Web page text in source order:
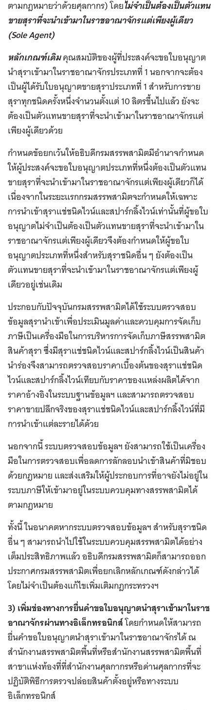
ตามกฎหมายว่าด้วยศุลกากร) โดยไม่จำเป็นต้องเป็นตัวแทน
ขายสุราที่จะนำเข้ามาในราชอาณาจักรแต่เพียงผู้เดียว
(Sole Agent)
หลักเกณฑ์เดิมคุณสมบัติของผู้ที่ประสงค์จะขอใบอนุญาต
นำสุราเข้ามาในราชอาณาจักรประเภทที่ 1 นอกจากจะต้อง
เป็นผู้ได้รับใบอนุญาตขายสุราประเภทที่ 1 สำหรับการขาย
สุราทุกชนิดครั้งหนึ่งจำนวนตั้งแต่ 10 ลิตรขึ้นไปแล้ว ยังจะ
ต้องเป็นตัวแทนขายสุราที่จะนำเข้ามาในราชอาณาจักรแต่
เพียงผู้เดียวด้วย
กำหนดข้อยกเว้นให้อธิบดีกรมสรรพสามิตมีอำนาจกำหนด
ให้ผู้ประสงค์จะขอใบอนุญาตประเภทที่หนึ่งต้องเป็นตัวแทน
ขายสุราที่จะนำเข้ามาในราชอาณาจักรแต่เพียงผู้เดียวก็ได้
เนื่องจากในระยะแรกกรมสรรพสามิตจะกำหนดให้เฉพาะ
การนำเข้าสุราแช่ชนิดไวน์และสปาร์กลิ้งไวน์เท่านั้นที่ผู้ขอใบ
อนุญาตไม่จำเป็นต้องเป็นตัวแทนขายสุราที่จะนำเข้ามาใน
ราชอาณาจักรแต่เพียงผู้เดียวจึงต้องกำหนดให้ผู้ขอใบ
อนุญาตประเภทที่หนึ่งสำหรับสุราชนิดอื่น ๆ ยังต้องเป็น
ตัวแทนขายสุราที่จะนำเข้ามาในราชอาณาจักรแต่เพียงผู้
เดียวอยู่เช่นเดิม
ประกอบกับปัจจุบันกรมสรรพสามิตได้ใช้ระบบตรวจสอบ
ข้อมูลสุรานำเข้าเพื่อประเมินมูลค่าและควบคุมการจัดเก็บ
ภาษีเป็นเครื่องมือในการบริหารการจัดเก็บภาษีสรรพสามิต
สินค้าสุรา ซึ่งมีสุราแช่ชนิดไวน์และสปาร์กลิ้งไวน์เป็นสินค้า
นำร่องจึงสามารถตรวจสอบราคาเบื้องต้นของสุราแช่ชนิด
ไวน์และสปาร์กลิ้งไวน์เทียบกับราคาของแหล่งผลิตได้จาก
ราคาอ้างอิงในระบบฐานข้อมูลฯ และสามารถตรวจสอบ
ราคาขายปลีกจริงของสุราแช่ชนิดไวน์และสปาร์กลิ้งไวน์ที่มี
การนำเข้าแต่ละรายได้ด้วย
นอกจากนี้ ระบบตรวจสอบข้อมูลฯ ยังสามารถใช้เป็นเครื่อง
มือในการตรวจสอบเพื่อลดการลักลอบนำเข้าสินค้าที่มิชอบ
ด้วยกฎหมาย และส่งเสริมให้ผู้ประกอบการที่อาจยังไม่อยู่ใน
ระบบภาษีให้เข้ามาอยู่ในระบบควบคุมทางสรรพสามิตได้
ตามกฎหมาย
ทั้งนี้ ในอนาคตหากระบบตรวจสอบข้อมูลฯ สำหรับสุราชนิด
อื่น ๆ สามารถนำไปใช้ในระบบควบคุมสรรพสามิตได้อย่าง
เต็มประสิทธิภาพแล้ว อธิบดีกรมสรรพสามิตก็สามารถออก
ประกาศกรมสรรพสามิตเพื่อยกเลิกหลักเกณฑ์ดังกล่าวได้
โดยไม่จำเป็นต้องแก้ไขเพิ่มเติมกฎกระทรวงฯ
3) เพิ่มช่องทางการยื่นคำขอใบอนุญาตนำสุราเข้ามาในราช
อาณาจักรผ่านทางอิเล็กทรอนิกส์โดยกำหนดให้สามารถ
ยื่นคำขอใบอนุญาตนำสุราเข้ามาในราชอาณาจักรได้ ณ
สำนักงานสรรพสามิตพื้นที่หรือสำนักงานสรรพสามิตพื้นที่
สาขาแห่งท้องที่ที่สำนักงานศุลกากรหรือด่านศุลกากรที่จะ
ปฏิบัติพิธีการตรวจปล่อยสินค้าตั้งอยู่หรือทางระบบ
อิเล็กทรอนิกส์